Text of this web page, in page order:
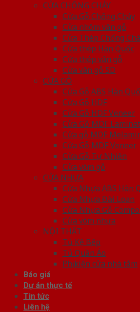
CỬA CHỐNG CHÁY
Cửa Gỗ Chống Cháy
Cửa nhôm vân gỗ
Cửa Thép Chống
Cửa thép Hàn Quốc
Cửa thép vân gỗ
Cửa vân gỗ 5D
CỬA GỖ
Cửa Gỗ ABS Hàn
Cửa Gỗ HDF
Cửa Gỗ HDF Veneer
Cửa Gỗ MDF
Cửa gỗ MDF
Cửa Gỗ MDF Veneer
Cửa Gỗ Tự Nhiên
Cửa vòm gỗ
CỬA NHỰA
Cửa Nhựa ABS Hàn
Cửa Nhựa Đài Loan
Cửa Nhựa Gỗ
Cửa vòm nhựa
NỘI THẤT
Tủ Kệ Bếp
Tủ Quần Áo
Phụ kiện cửa nhà tắm
Báo giá
Dự án thực tế
Tin tức
Liên hệ